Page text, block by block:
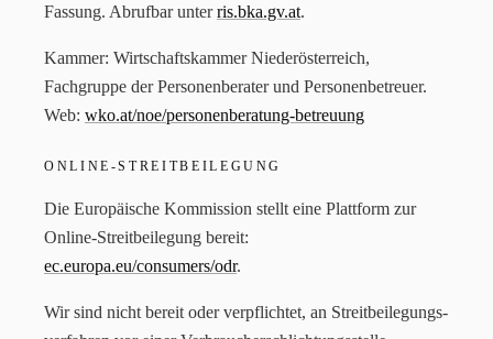
Fassung. Abrufbar unter ris.bka.gv.at.
Kammer: Wirtschaftskammer Niederösterreich,
Fachgruppe der Personenberater und Personenbetreuer.
Web: wko.at/noe/personenberatung-betreuung
ONLINE-STREITBEILEGUNG
Die Europäische Kommission stellt eine Plattform zur
Online-Streitbeilegung bereit:
ec.europa.eu/consumers/odr.
Wir sind nicht bereit oder verpflichtet, an Streitbeilegungs-